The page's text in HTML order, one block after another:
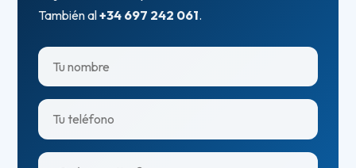
También al+34 697 242 061.